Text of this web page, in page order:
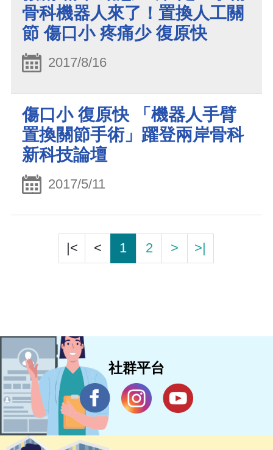
骨科機器人來了！置換人工關
節 傷口小 疼痛少 復原快
2017/8/16
傷口小 復原快 「機器人手臂
置換關節手術」躍登兩岸骨科
新科技論壇
2017/5/11
|< < 1 2 > >|
社群平台